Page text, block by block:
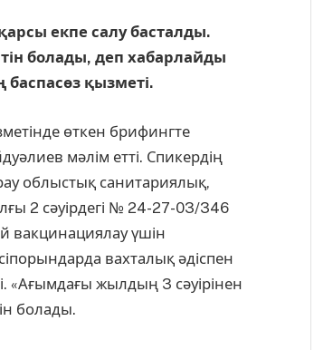
екпе салу басталды.
болады, деп хабарлайды
қызметі.
өткен брифингте
мәлім етті. Спикердің
облыстық санитариялық,
2 сәуірдегі № 24-27-03/346
вакцинациялау үшін
вахталық әдіспен
«Ағымдағы жылдың 3 сәуірінен
болады.